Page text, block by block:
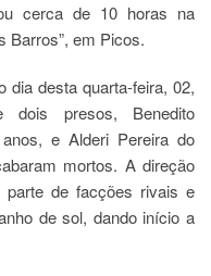
cerca de 10 horas na
Barros”, em Picos.
desta quarta-feira, 02,
dois presos, Benedito
e Alderi Pereira do
mortos. A direção
de facções rivais e
de sol, dando início a